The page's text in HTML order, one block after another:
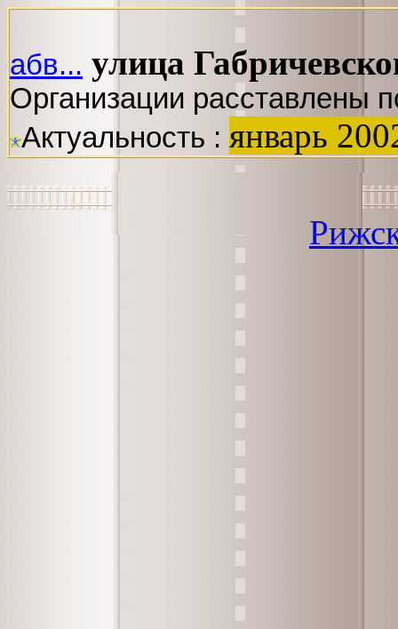
абв... улица
Организации расставлены
Актуальность : январь